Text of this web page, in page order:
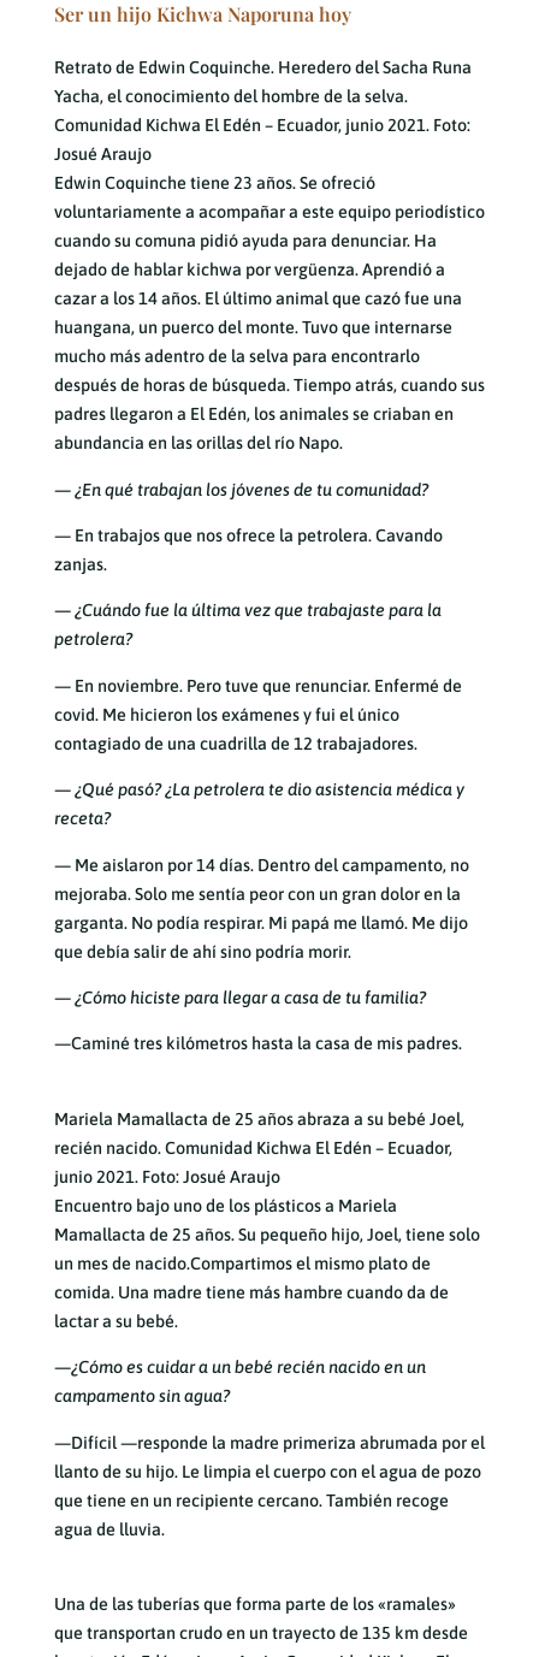
Ser un hijo Kichwa Naporuna hoy
Retrato de Edwin Coquinche. Heredero del Sacha Runa
Yacha, el conocimiento del hombre de la selva.
Comunidad Kichwa El Edén – Ecuador, junio 2021. Foto:
Josué Araujo
Edwin Coquinche tiene 23 años. Se ofreció
voluntariamente a acompañar a este equipo periodístico
cuando su comuna pidió ayuda para denunciar. Ha
dejado de hablar kichwa por vergüenza. Aprendió a
cazar a los 14 años. El último animal que cazó fue una
huangana, un puerco del monte. Tuvo que internarse
mucho más adentro de la selva para encontrarlo
después de horas de búsqueda. Tiempo atrás, cuando sus
padres llegaron a El Edén, los animales se criaban en
abundancia en las orillas del río Napo.
— ¿En qué trabajan los jóvenes de tu comunidad?
— En trabajos que nos ofrece la petrolera. Cavando
zanjas.
— ¿Cuándo fue la última vez que trabajaste para la
petrolera?
— En noviembre. Pero tuve que renunciar. Enfermé de
covid. Me hicieron los exámenes y fui el único
contagiado de una cuadrilla de 12 trabajadores.
— ¿Qué pasó? ¿La petrolera te dio asistencia médica y
receta?
— Me aislaron por 14 días. Dentro del campamento, no
mejoraba. Solo me sentía peor con un gran dolor en la
garganta. No podía respirar. Mi papá me llamó. Me dijo
que debía salir de ahí sino podría morir.
— ¿Cómo hiciste para llegar a casa de tu familia?
—Caminé tres kilómetros hasta la casa de mis padres.
Mariela Mamallacta de 25 años abraza a su bebé Joel,
recién nacido. Comunidad Kichwa El Edén – Ecuador,
junio 2021. Foto: Josué Araujo
Encuentro bajo uno de los plásticos a Mariela
Mamallacta de 25 años. Su pequeño hijo, Joel, tiene solo
un mes de nacido.Compartimos el mismo plato de
comida. Una madre tiene más hambre cuando da de
lactar a su bebé.
—¿Cómo es cuidar a un bebé recién nacido en un
campamento sin agua?
—Difícil —responde la madre primeriza abrumada por el
llanto de su hijo. Le limpia el cuerpo con el agua de pozo
que tiene en un recipiente cercano. También recoge
agua de lluvia.
Una de las tuberías que forma parte de los «ramales»
que transportan crudo en un trayecto de 135 km desde